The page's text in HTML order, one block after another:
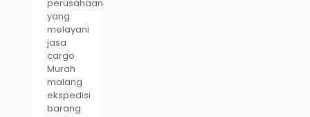
perusahaan
yang
melayani
jasa
cargo
Murah
malang
ekspedisi
barang